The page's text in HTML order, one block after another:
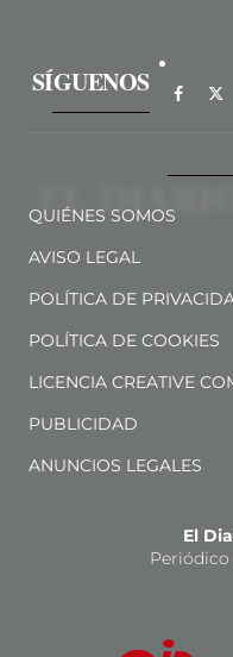
SÍGUENOS
QUIÉNES SOMOS
AVISO LEGAL
POLÍTICA DE
POLÍTICA DE COOKIES
LICENCIA CREATIVE
PUBLICIDAD
ANUNCIOS LEGALES
El